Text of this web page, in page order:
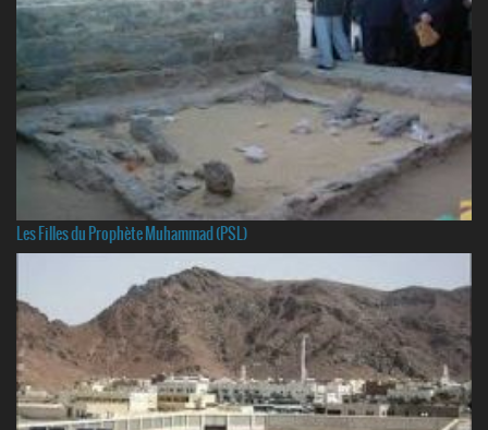
Les Filles du Prophète Muhammad (PSL)